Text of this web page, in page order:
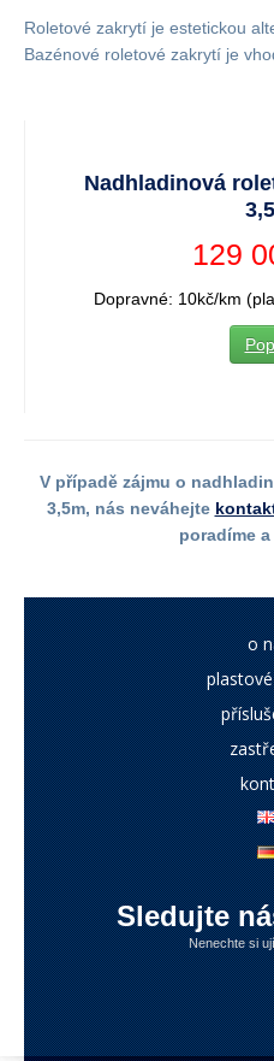
Roletové zakrytí je estetickou
Bazénové roletové zakrytí je
Nadhladinová
129
Dopravné: 10kč/km
V případě zájmu o
3,5m, nás neváhejte
poradíme
o
Sledujte
Nenechte si